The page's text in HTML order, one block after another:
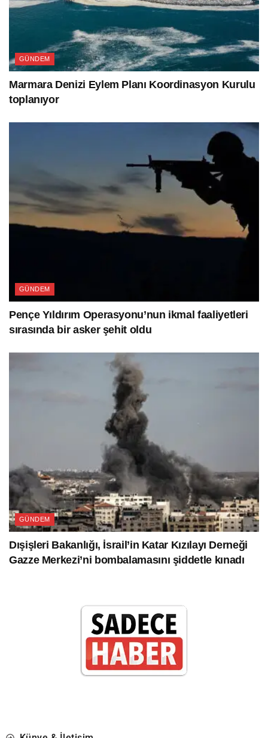
GÜNDEM
Marmara Denizi Eylem Planı Koordinasyon Kurulu
toplanıyor
GÜNDEM
Pençe Yıldırım Operasyonu’nun ikmal faaliyetleri
sırasında bir asker şehit oldu
GÜNDEM
Dışişleri Bakanlığı, İsrail’in Katar Kızılayı Derneği
Gazze Merkezi’ni bombalamasını şiddetle kınadı